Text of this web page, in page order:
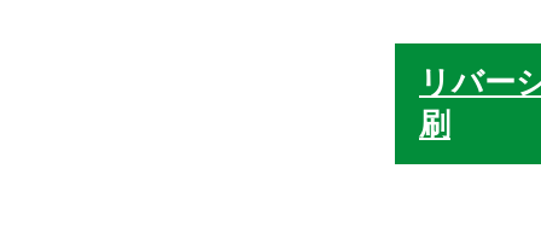
リバー
刷